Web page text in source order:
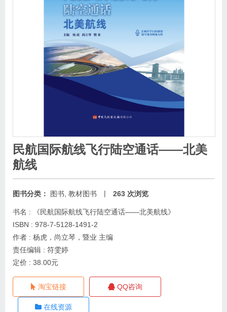
民航国际航线飞行陆空通话——北美
航线
图书分类： 图书 教材图书 | 263 次浏览
书名 : 《民航国际航线飞行陆空通话——北美航线》
ISBN : 978-7-5128-1491-2
作者 : 杨虎，尚立琴，暨业 主编
责任编辑 : 符雯婷
定价 : 38.00元
淘宝链接 QQ咨询
在线资源